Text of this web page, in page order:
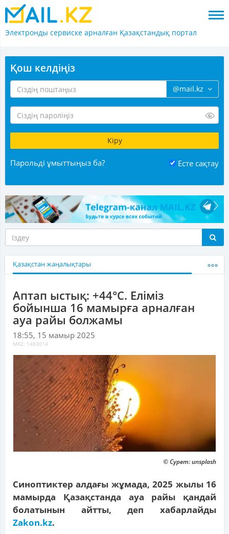
Электронды сервиске арналған Қазақстандық портал
Қош келдіңіз
@mail.kz
Парольді ұмыттыңыз ба? Есте сақтау
Қазақстан жаңалықтары
Аптап ыстық: +44°C. Еліміз
бойынша 16 мамырға арналған
ауа райы болжамы
18:55, 15 мамыр 2025
MKZ: 1483014
© Сурет: unsplash
Синоптиктер алдағы жұмада, 2025 жылы 16
мамырда Қазақстанда ауа райы қандай
болатынын айтты, деп хабарлайды
Zakon.kz.